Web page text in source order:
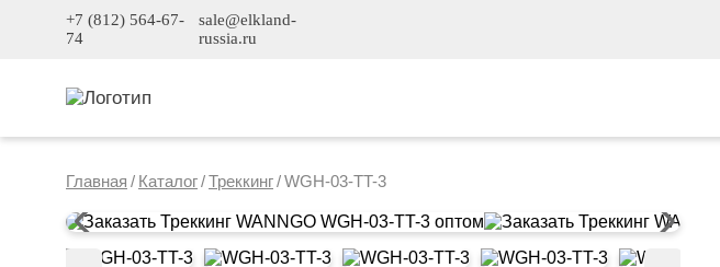
+7 (812) 564-67-
74
sale@elkland-
russia.ru
Главная / Каталог/Треккинг/WGH-03-TT-3